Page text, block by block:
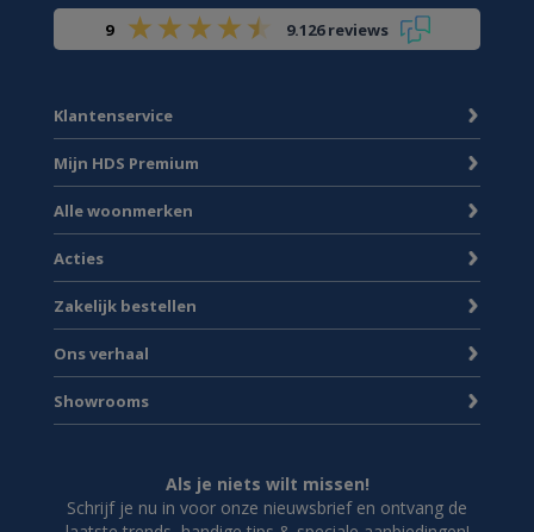
9 9.126 reviews
Klantenservice
Mijn HDS Premium
Alle woonmerken
Acties
Zakelijk bestellen
Ons verhaal
Showrooms
Als je niets wilt missen!
Schrijf je nu in voor onze nieuwsbrief en ontvang de